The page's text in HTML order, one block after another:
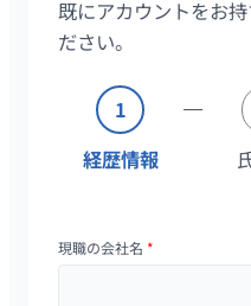
既にアカウントをお
ださい。
1
経歴情報
現職の会社名 *